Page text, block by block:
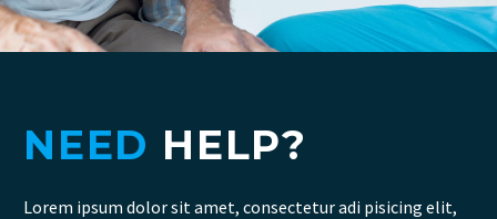
NEED HELP?
Lorem ipsum dolor sit amet, consectetur adi pisicing elit,